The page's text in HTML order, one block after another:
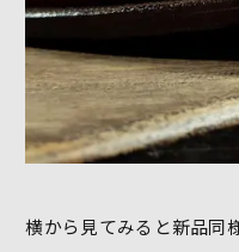
横から見てみると新品同